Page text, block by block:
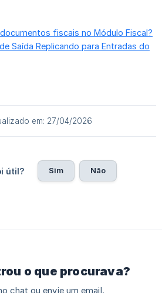
fiscais no Módulo Fiscal?
Saída Replicando para Entradas do
em: 27/04/2026
útil? Sim Não
o que procurava?
chat ou envie um email.